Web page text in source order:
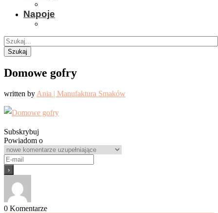
Napoje
Szukaj
Domowe gofry
written by Ania | Manufaktura Smaków
Subskrybuj
Powiadom o
0 Komentarze